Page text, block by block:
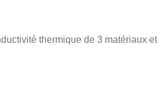
thermique de 3 matériaux et